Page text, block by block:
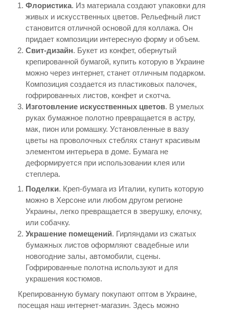
Флористика. Из материала создают упаковки для
живых и искусственных цветов. Рельефный лист
становится отличной основой для коллажа. Он
придает композиции интересную форму и объем.
Свит-дизайн. Букет из конфет, обернутый
крепированной бумагой, купить которую в Украине
можно через интернет, станет отличным подарком.
Композиция создается из пластиковых палочек,
гофрированных листов, конфет и скотча.
Изготовление искусственных цветов. В умелых
руках бумажное полотно превращается в астру,
мак, пион или ромашку. Установленные в вазу
цветы на проволочных стеблях станут красивым
элементом интерьера в доме. Бумага не
деформируется при использовании клея или
степлера.
Поделки. Креп-бумага из Италии, купить которую
можно в Херсоне или любом другом регионе
Украины, легко превращается в зверушку, елочку,
или собачку.
Украшение помещений. Гирляндами из сжатых
бумажных листов оформляют свадебные или
новогодние залы, автомобили, сцены.
Гофрированные полотна используют и для
украшения костюмов.
Крепированную бумагу покупают оптом в Украине,
посещая наш интернет-магазин. Здесь можно